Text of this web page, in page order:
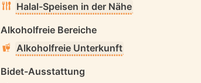
Halal-Speisen in der Nähe
Alkoholfreie Bereiche
Alkoholfreie Unterkunft
Bidet-Ausstattung